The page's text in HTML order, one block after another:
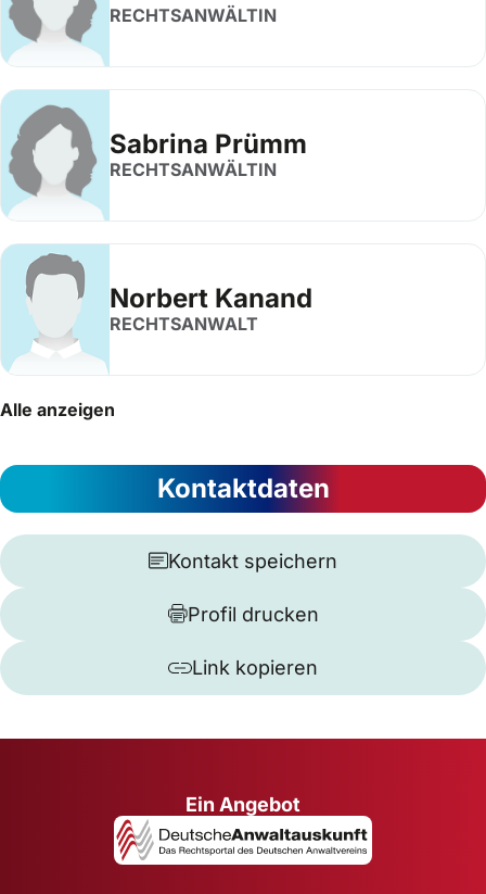
RECHTSANWÄLTIN
Sabrina Prümm
RECHTSANWÄLTIN
Norbert Kanand
RECHTSANWALT
Alle anzeigen
Kontaktdaten
Kontakt speichern
Profil drucken
Link kopieren
Ein Angebot